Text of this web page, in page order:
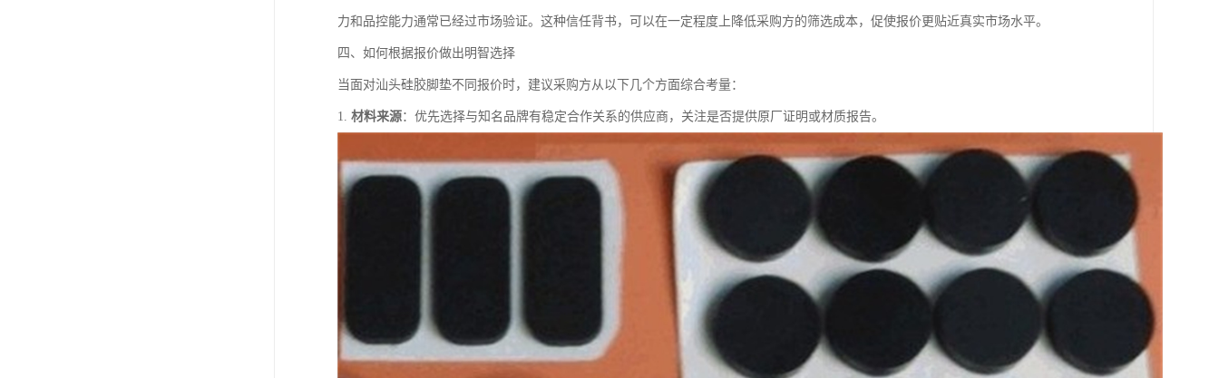
力和品控能力通常已经过市场验证。这种信任背书，可以在一定程度上降低采购方的筛选成本，促使报价更贴近真实市场水平。
四、如何根据报价做出明智选择
当面对汕头硅胶脚垫不同报价时，建议采购方从以下几个方面综合考量：
1. 材料来源：优先选择与知名品牌有稳定合作关系的供应商，关注是否提供原厂证明或材质报告。